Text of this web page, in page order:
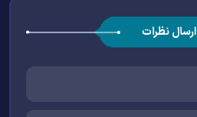
ارسال نظرات